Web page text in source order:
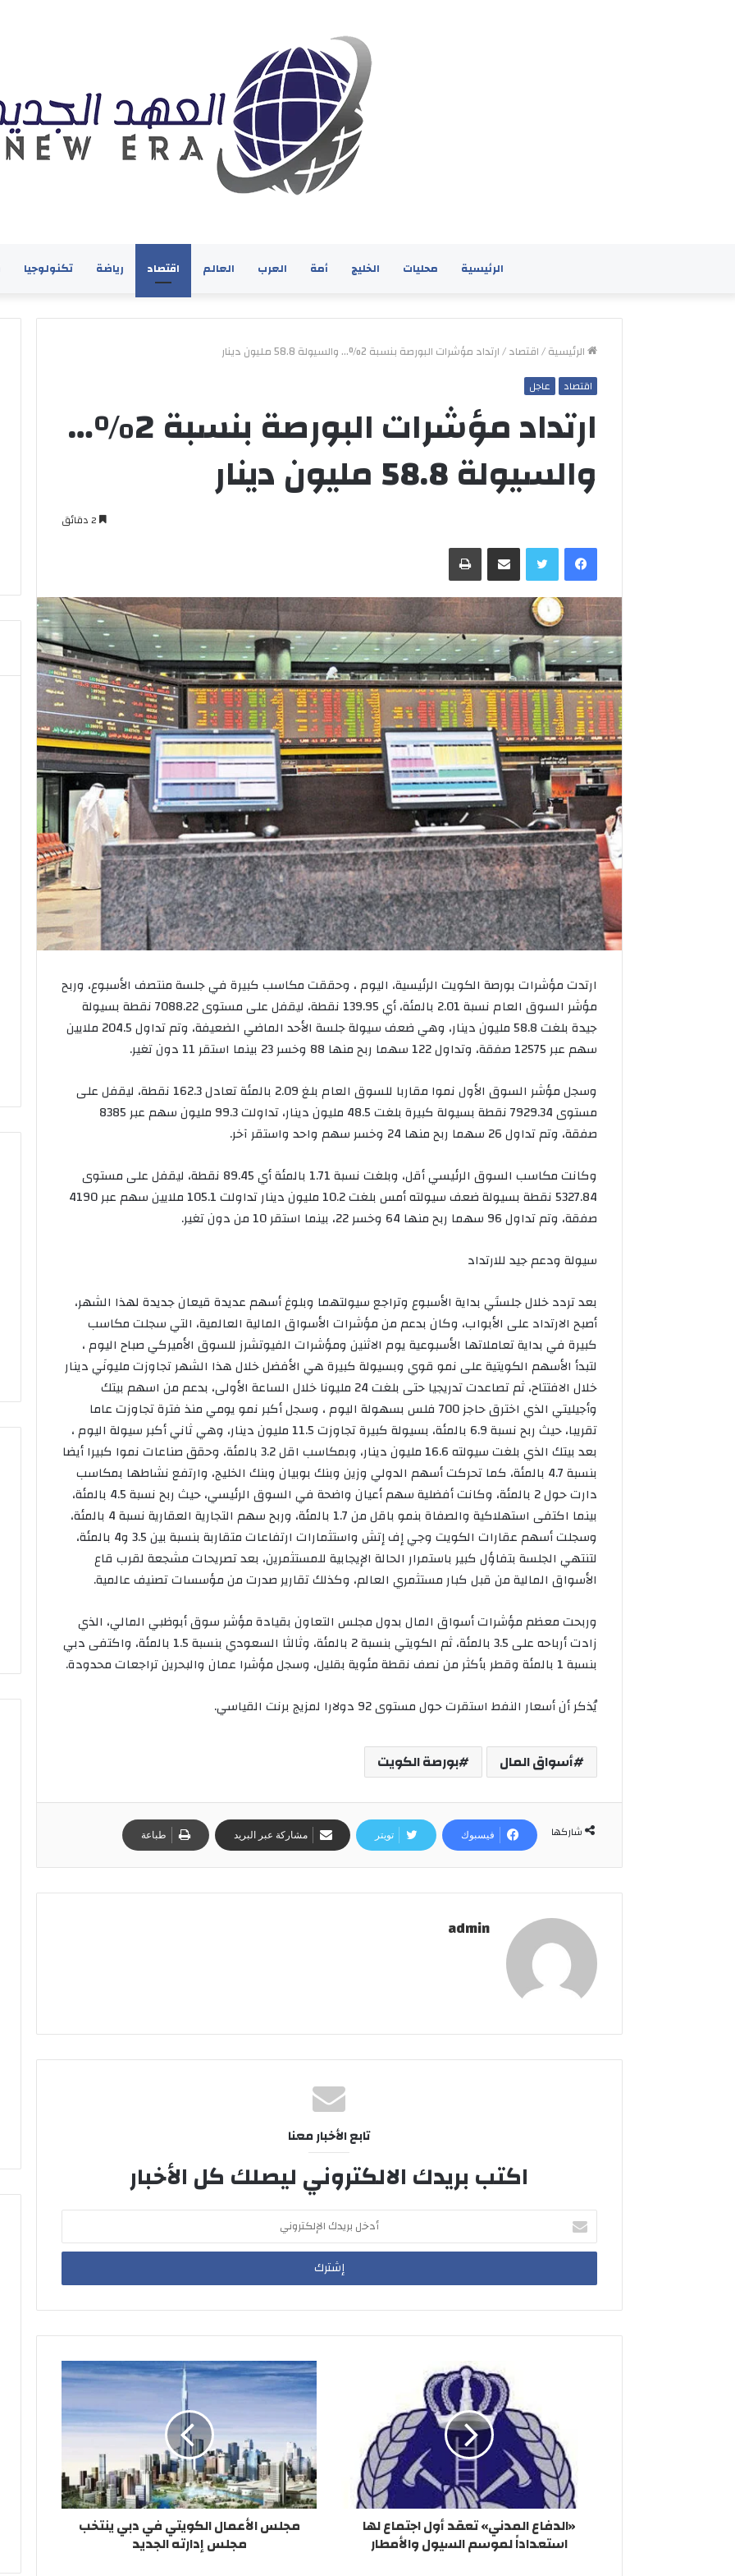
الرئيسية محليات الخليج أمة العرب العالم اقتصاد رياضة تكنولوجيا
الرئيسية/اقتصاد/ارتداد مؤشرات البورصة بنسبة 2%… والسيولة 58.8 مليون دينار
اقتصاد عاجل
ارتداد مؤشرات البورصة بنسبة 2%…
والسيولة 58.8 مليون دينار
فيسبوكتويتر مشاركة عبر البريد طباعة
ارتدت مؤشرات بورصة الكويت الرئيسية، اليوم ، وحققت مكاسب كبيرة في جلسة منتصف الأسبوع، وربح
مؤشر السوق العام نسبة 2.01 بالمئة، أي 139.95 نقطة، ليقفل على مستوى 7088.22 نقطة بسيولة
جيدة بلغت 58.8 مليون دينار، وهي ضعف سيولة جلسة الأحد الماضي الضعيفة، وتم تداول 204.5 ملايين
سهم عبر 12575 صفقة، وتداول 122 سهما ربح منها 88 وخسر 23 بينما استقر 11 دون تغير.
وسجل مؤشر السوق الأول نموا مقاربا للسوق العام بلغ 2.09 بالمئة تعادل 162.3 نقطة، ليقفل على
مستوى 7929.34 نقطة بسيولة كبيرة بلغت 48.5 مليون دينار، تداولت 99.3 مليون سهم عبر 8385
صفقة، وتم تداول 26 سهما ربح منها 24 وخسر سهم واحد واستقر آخر.
وكانت مكاسب السوق الرئيسي أقل، وبلغت نسبة 1.71 بالمئة أي 89.45 نقطة، ليقفل على مستوى
5327.84 نقطة بسيولة ضعف سيولته أمس بلغت 10.2 مليون دينار تداولت 105.1 ملايين سهم عبر 4190
صفقة، وتم تداول 96 سهما ربح منها 64 وخسر 22، بينما استقر 10 من دون تغير.
سيولة ودعم جيد للارتداد
بعد تردد خلال جلستَي بداية الأسبوع وتراجع سيولتهما وبلوغ أسهم عديدة قيعان جديدة لهذا الشهر،
أصبح الارتداد على الأبواب، وكان بدعم من مؤشرات الأسواق المالية العالمية، التي سجلت مكاسب
كبيرة في بداية تعاملاتها الأسبوعية يوم الاثنين ومؤشرات الفيوتشرز للسوق الأميركي صباح اليوم ،
لتبدأ الأسهم الكويتية على نمو قوي وبسيولة كبيرة هي الأفضل خلال هذا الشهر تجاوزت مليونَي دينار
خلال الافتتاح، ثم تصاعدت تدريجيا حتى بلغت 24 مليونا خلال الساعة الأولى، بدعم من اسهم بيتك
وأجيليتي الذي اخترق حاجز 700 فلس بسهولة اليوم ، وسجل أكبر نمو يومي منذ فترة تجاوزت عاما
تقريبا، حيث ربح نسبة 6.9 بالمئة، بسيولة كبيرة تجاوزت 11.5 مليون دينار، وهي ثاني أكبر سيولة اليوم ،
بعد بيتك الذي بلغت سيولته 16.6 مليون دينار، وبمكاسب اقل 3.2 بالمئة، وحقق صناعات نموا كبيرا أيضا
بنسبة 4.7 بالمئة، كما تحركت أسهم الدولي وزين وبنك بوبيان وبنك الخليج، وارتفع نشاطها بمكاسب
دارت حول 2 بالمئة، وكانت أفضلية سهم أعيان واضحة في السوق الرئيسي، حيث ربح نسبة 4.5 بالمئة،
بينما اكتفى استهلاكية والصفاة بنمو باقل من 1.7 بالمئة، وربح سهم التجارية العقارية نسبة 4 بالمئة،
وسجلت أسهم عقارات الكويت وجي إف إتش واستثمارات ارتفاعات متقاربة بنسبة بين 3.5 و4 بالمئة،
لتنتهي الجلسة بتفاؤل كبير باستمرار الحالة الإيجابية للمستثمرين، بعد تصريحات مشجعة لقرب قاع
الأسواق المالية من قبل كبار مستثمري العالم، وكذلك تقارير صدرت من مؤسسات تصنيف عالمية.
وربحت معظم مؤشرات أسواق المال بدول مجلس التعاون بقيادة مؤشر سوق أبوظبي المالي، الذي
زادت أرباحه على 3.5 بالمئة، ثم الكويتي بنسبة 2 بالمئة، وثالثا السعودي بنسبة 1.5 بالمئة، واكتفى دبي
بنسبة 1 بالمئة وقطر بأكثر من نصف نقطة مئوية بقليل، وسجل مؤشرا عمان والبحرين تراجعات محدودة.
يُذكر أن أسعار النفط استقرت حول مستوى 92 دولارا لمزيج برنت القياسي.
أسواق المال بورصة الكويت
شاركها فيسبوك تويتر مشاركة عبر البريد طباعة
admin
تابع الأخبار معنا
اكتب بريدك الالكتروني ليصلك كل الأخبار
أدخل
بريدك
الإلكتروني
«الدفاع المدني» تعقد أول اجتماع لها
استعداداً لموسم السيول والأمطار
مجلس الأعمال الكويتي في دبي ينتخب
مجلس إدارته الجديد
هيئة
أسواق
أسهم
أجوان
الخليج
العقارية
بورصة
الكويت
هيئة أسواق المال تلغي إدراج
أسهم أجوان الخليج العقارية من
بورصة الكويت
اللجنة
الأولمبية
الحركة
الرياضية
محليا
لأكثر
من
ستة
عقود
اللجنة الأولمبية الكويتية..دور
محوري في تطوير الحركة
الرياضية محليا لأكثر من ستة
عقود